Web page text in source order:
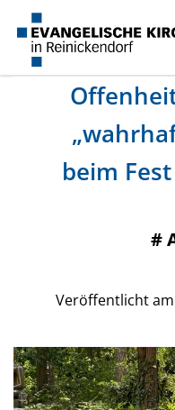
beim
#
Veröffentlicht am